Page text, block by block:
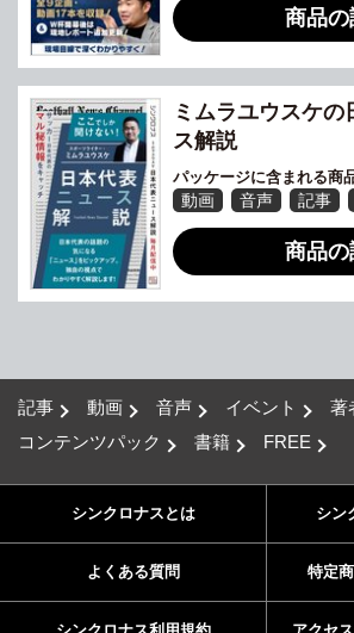
商品の
ミムラユウスケの
ス解説
パッケージに含まれる商
動画 音声 記事
商品の
記事 動画 音声 イベント
著
コンテンツパック
書籍 FREE
シンクロナスとは シン
よくある質問 特定